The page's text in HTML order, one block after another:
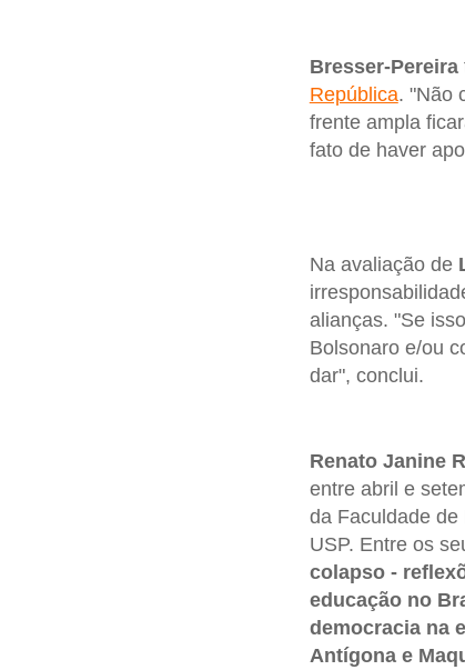
Bresser-Pereira
República. "Não
frente ampla
fato de haver
Na avaliação de
alianças. "Se
Bolsonaro e/ou
dar", conclui.
Renato Janine
entre abril e
da Faculdade
USP. Entre os
colapso -
educação no
democracia na
Antígona e